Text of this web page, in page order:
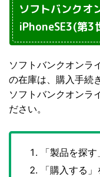
ソフトバンクオ
iPhoneSE3(第3
ソフトバンクオンラ
の在庫は、購入手続
ソフトバンクオンラ
ださい。
「製品を探
「購入する